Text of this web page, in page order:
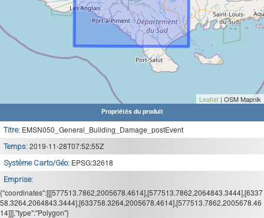
Leaflet | OSM Mapnik
Propriétés du produit
Titre: EMSN050_General_Building_Damage_postEvent
Temps: 2019-11-28T07:52:55Z
Système Carto/Géo: EPSG:32618
Emprise:
{"coordinates":[[[577513.7862,2005678.4614],[577513.7862,2064843.3444],[6337
58.3264,2064843.3444],[633758.3264,2005678.4614],[577513.7862,2005678.46
14]]],"type":"Polygon"}